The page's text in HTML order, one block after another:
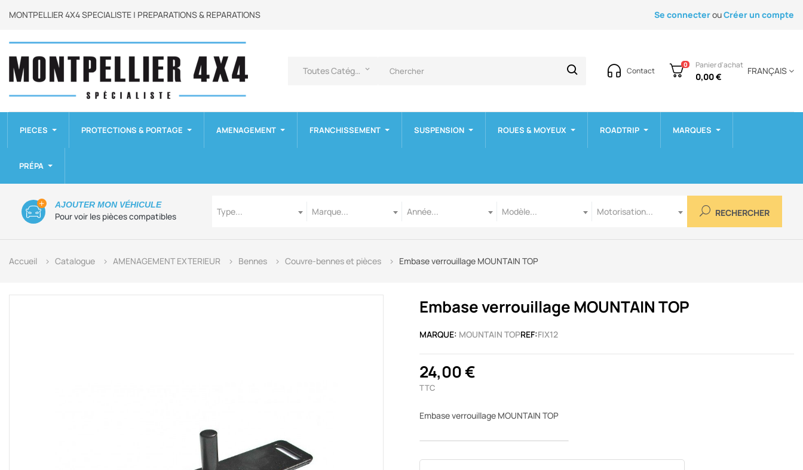
MONTPELLIER 4X4 SPECIALISTE | PREPARATIONS & REPARATIONS Se connecterouCréer un compte
Toutes Catégories keyboard_arrow_down Contact
0 Panier d'achat
0,00 €
FRANÇAIS
PIECES PROTECTIONS & PORTAGE AMENAGEMENT FRANCHISSEMENT SUSPENSION ROUES & MOYEUX ROADTRIP MARQUES
PRÉPA
Pour voir les pièces compatibles
AJOUTER MON VÉHICULE
Type...
Marque...
Année...
Modèle...
Motorisation...
RECHERCHER
Accueil Catalogue AMENAGEMENT EXTERIEUR Bennes Couvre-bennes et pièces Embase verrouillage MOUNTAIN TOP
Embase verrouillage MOUNTAIN TOP
MARQUE: MOUNTAIN TOPREF:FIX12
24,00 €
TTC
Embase verrouillage MOUNTAIN TOP